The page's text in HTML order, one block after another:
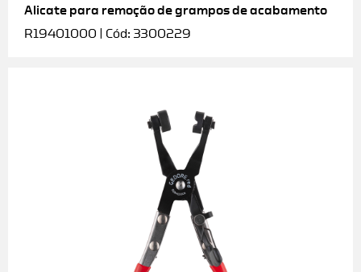
Alicate para remoção de grampos de acabamento
R19401000 | Cód: 3300229